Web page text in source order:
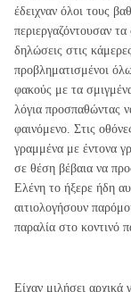
έδειχναν όλοι τους
περιεργαζόντουσαν
δηλώσεις στις
προβληματισμένοι
φακούς με τα
λόγια προσπαθώντας
φαινόμενο. Στις
γραμμένα με έντονα
σε θέση βέβαια να
Ελένη το ήξερε ήδη
αιτιολογήσουν
παραλία στο κοντινό
Είχαν μιλήσει αρχικά